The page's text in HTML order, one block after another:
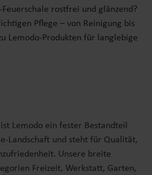
rostfrei und glänzend?
Pflege – von Reinigung bis
Lemodo-Produkten für langlebige
Lemodo ein fester Bestandteil
Landschaft und steht für Qualität,
Unsere breite
Freizeit, Werkstatt, Garten,